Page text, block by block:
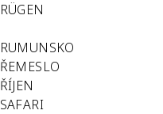
RÜGEN
RUMUNSKO
ŘEMESLO
ŘÍJEN
SAFARI